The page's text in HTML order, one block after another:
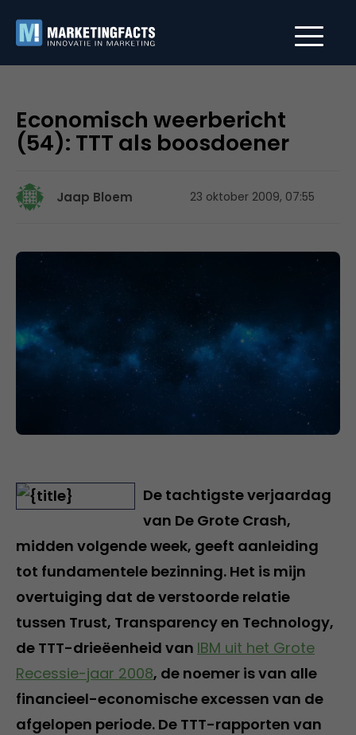
Economisch weerbericht
(54): TTT als boosdoener
Jaap Bloem 23 oktober 2009, 07:55
De tachtigste verjaardag
van De Grote Crash,
midden volgende week, geeft aanleiding
tot fundamentele bezinning. Het is mijn
overtuiging dat de verstoorde relatie
tussen Trust, Transparency en Technology,
de TTT-drieëenheid van IBM uit het Grote
Recessie-jaar 2008, de noemer is van alle
financieel-economische excessen van de
afgelopen periode. De TTT-rapporten van